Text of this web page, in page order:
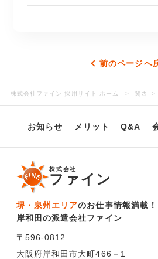
前のページへ
株式会社ファイン 採用サイト ホーム 関西
お知らせ メリット Q&A
株式会社
ファイン
堺・泉州エリアのお仕事情報満載！
岸和田の派遣会社ファイン
〒596-0812
大阪府岸和田市大町466－1